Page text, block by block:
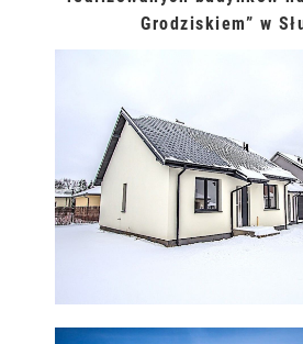
Grodziskiem” w